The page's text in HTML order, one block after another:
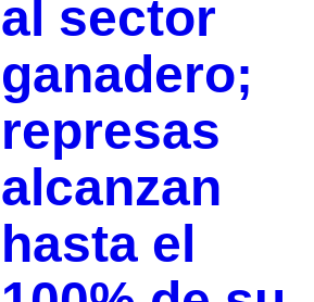
al sector
ganadero;
represas
alcanzan
hasta el